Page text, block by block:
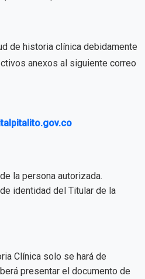
de historia clínica debidamente
anexos al siguiente correo
la persona autorizada.
identidad del Titular de la
Clínica solo se hará de
presentar el documento de